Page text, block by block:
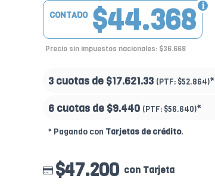
$44.368
CONTADO
Precio sin impuestos nacionales: $36.668
3 cuotas de $17.621.33 (PTF: $52.864)*
6 cuotas de $9.440 (PTF: $56.640)*
* Pagando con Tarjetas de crédito.
$47.200 con Tarjeta